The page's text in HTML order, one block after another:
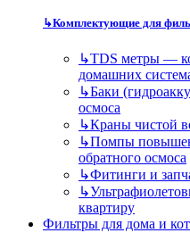
↳Комплектующие для
↳TDS метры —
домашних
↳Баки
осмоса
↳Краны чистой
↳Помпы
обратного осмоса
↳Фитинги и
↳
квартиру
Фильтры для дома и